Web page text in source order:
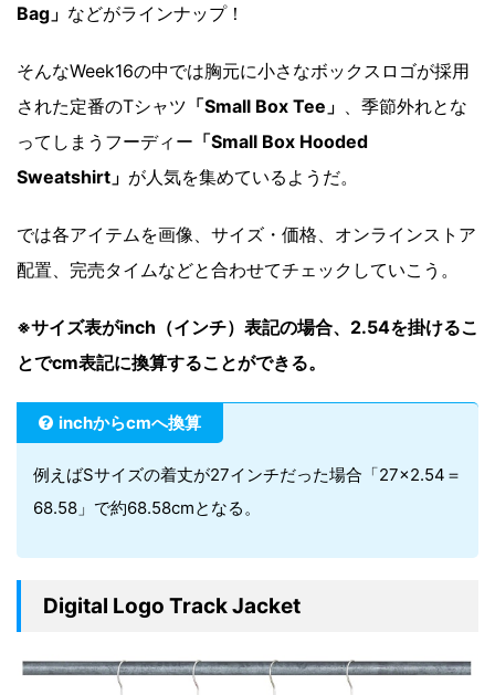
Bag」 などがラインナップ！
そんなWeek16の中では胸元に小さなボックスロゴが採用
された定番のTシャツ 「Small Box Tee」
、季節外れとな
ってしまうフーディー 「Small Box Hooded
Sweatshirt」 が人気を集めているようだ。
では各アイテムを画像、サイズ・価格、オンラインストア
配置、完売タイムなどと合わせてチェックしていこう。
※サイズ表がinch（インチ）表記の場合、2.54を掛けるこ
とでcm表記に換算することができる。
inchからcmへ換算
例えばSサイズの着丈が27インチだった場合「27×2.54＝
68.58」で約68.58cmとなる。
Digital Logo Track Jacket